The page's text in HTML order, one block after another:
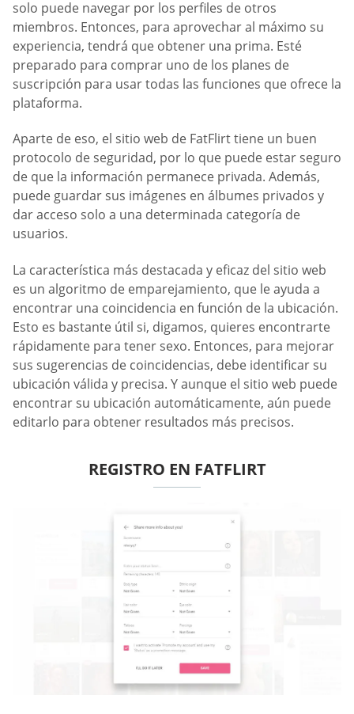
solo puede navegar por los perfiles de otros
miembros. Entonces, para aprovechar al máximo su
experiencia, tendrá que obtener una prima. Esté
preparado para comprar uno de los planes de
suscripción para usar todas las funciones que ofrece la
plataforma.
Aparte de eso, el sitio web de FatFlirt tiene un buen
protocolo de seguridad, por lo que puede estar seguro
de que la información permanece privada. Además,
puede guardar sus imágenes en álbumes privados y
dar acceso solo a una determinada categoría de
usuarios.
La característica más destacada y eficaz del sitio web
es un algoritmo de emparejamiento, que le ayuda a
encontrar una coincidencia en función de la ubicación.
Esto es bastante útil si, digamos, quieres encontrarte
rápidamente para tener sexo. Entonces, para mejorar
sus sugerencias de coincidencias, debe identificar su
ubicación válida y precisa. Y aunque el sitio web puede
encontrar su ubicación automáticamente, aún puede
editarlo para obtener resultados más precisos.
REGISTRO EN FATFLIRT